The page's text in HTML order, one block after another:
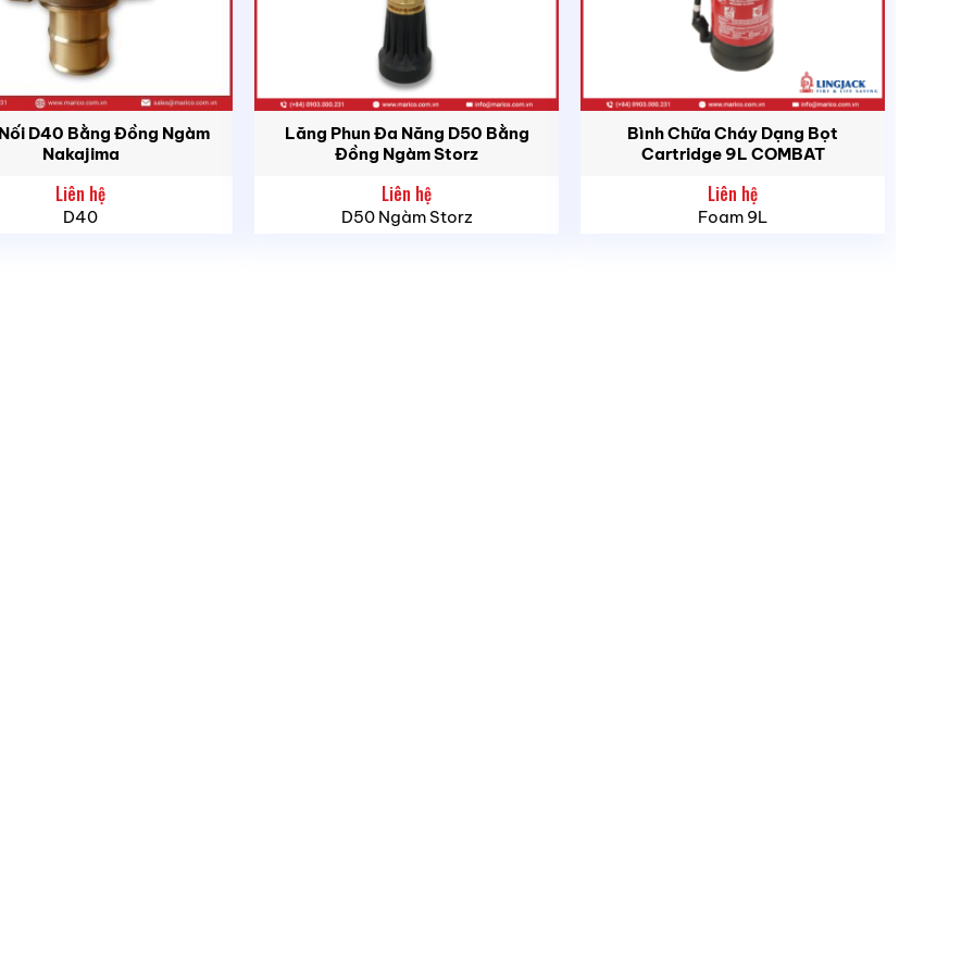
tiêu chuẩn Australia hiện hành, AS1851 – Bảo trì Hệ thống và Thiết bị Phòng cháy Chữa cháy.
MA RI
Hội, TP HCM
D40 Bằng Đồng Ngàm
Nakajima
Liên hệ
D40
Lăng Phun Đa Năng D50 Bằng
Đồng Ngàm Storz
Liên hệ
D50 Ngàm Storz
Bình Chữa Cháy Dạng Bọt
Cartridge 9L COMBAT
Liên hệ
Foam 9L